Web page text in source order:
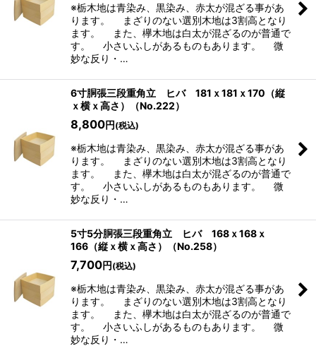
※栃木地は青染み、黒染み、赤太が混ざる事があ
ります。 まざりのない選別木地は3割高となり
ます。 また、欅木地は白太が混ざるのが普通で
す。 小さいふしがあるものもあります。 微
妙な反り・…
6寸胴張三段重角立 ヒバ 181ｘ181ｘ170（縦
ｘ横ｘ高さ）（No.222）
8,800円(税込)
※栃木地は青染み、黒染み、赤太が混ざる事があ
ります。 まざりのない選別木地は3割高となり
ます。 また、欅木地は白太が混ざるのが普通で
す。 小さいふしがあるものもあります。 微
妙な反り・…
5寸5分胴張三段重角立 ヒバ 168ｘ168ｘ
166（縦ｘ横ｘ高さ）（No.258）
7,700円(税込)
※栃木地は青染み、黒染み、赤太が混ざる事があ
ります。 まざりのない選別木地は3割高となり
ます。 また、欅木地は白太が混ざるのが普通で
す。 小さいふしがあるものもあります。 微
妙な反り・…